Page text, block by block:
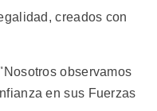
creados con
observamos
en sus Fuerzas